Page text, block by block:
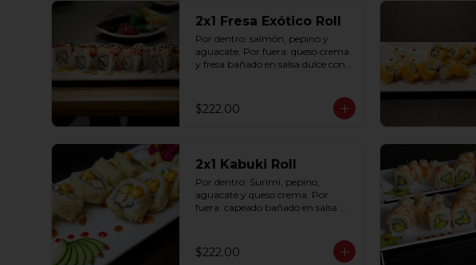
2x1 Fresa Exótico Roll
Por dentro: salmón, pepino y
aguacate. Por fuera: queso crema
y fresa bañado en salsa dulce con
$222.00
2x1 Kabuki Roll
Por dentro: Surimi, pepino,
aguacate y queso crema. Por
fuera: capeado bañado en salsa
$222.00